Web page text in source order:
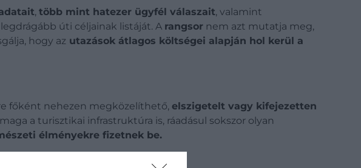
, több mint hatezer ügyfél válaszait, valamint
úti céljainak listáját. A rangsor nem azt mutatja meg,
hogy az utazások átlagos költségei alapján hol kerül a
főként nehezen megközelíthető, elszigetelt vagy kifejezetten
a turisztikai infrastruktúra is, ráadásul sokszor olyan
élményekre fizetnek be.